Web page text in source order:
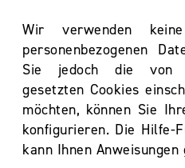
Wir verwenden
personenbezogenen
Sie jedoch die von
gesetzten Cookies
möchten, können Sie
konfigurieren. Die Hilfe-
kann Ihnen Anweisungen